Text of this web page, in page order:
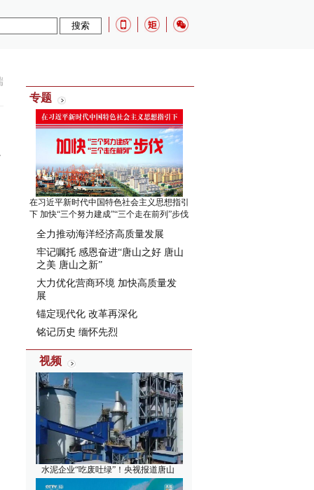
专题
在习近平新时代中国特色社会主义思想指引
下 加快“三个努力建成”“三个走在前列”步伐
全力推动海洋经济高质量发展
牢记嘱托 感恩奋进“唐山之好 唐山
之美 唐山之新”
大力优化营商环境 加快高质量发
展
锚定现代化 改革再深化
铭记历史 缅怀先烈
视频
水泥企业“吃废吐绿”！央视报道唐山